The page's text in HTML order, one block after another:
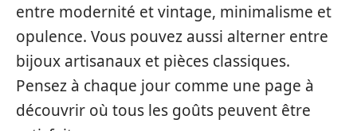
entre modernité et vintage, minimalisme et
opulence. Vous pouvez aussi alterner entre
bijoux artisanaux et pièces classiques.
Pensez à chaque jour comme une page à
découvrir où tous les goûts peuvent être